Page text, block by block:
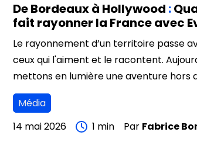
De Bordeaux à Hollywood :
fait rayonner la France avec
Le rayonnement d’un territoire passe
ceux qui l'aiment et le racontent.
mettons en lumière une aventure hors
de Camille (@camilleinbordeaux), qui
directement sur le tournage de la
documentaire de CNN, "Searching for
Média
14 mai 2026
1 min Par Fabrice